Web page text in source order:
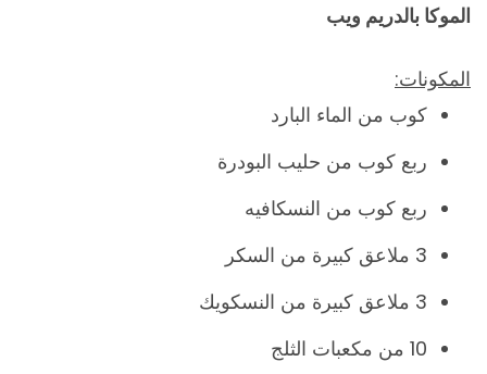
الموكا بالدريم ويب
المكونات:
كوب من الماء البارد
ربع كوب من حليب البودرة
ربع كوب من النسكافيه
3 ملاعق كبيرة من السكر
3 ملاعق كبيرة من النسكويك
10 من مكعبات الثلج